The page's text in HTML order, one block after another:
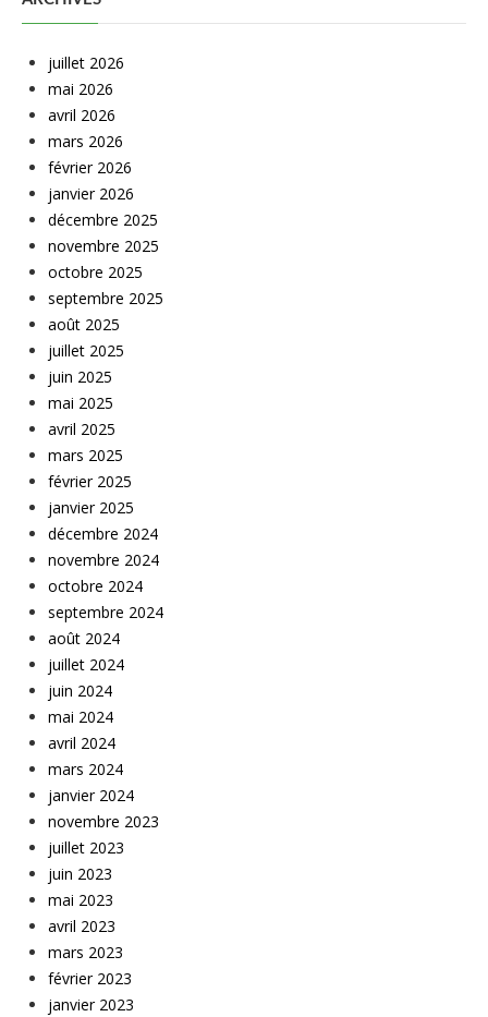
juillet 2026
mai 2026
avril 2026
mars 2026
février 2026
janvier 2026
décembre 2025
novembre 2025
octobre 2025
septembre 2025
août 2025
juillet 2025
juin 2025
mai 2025
avril 2025
mars 2025
février 2025
janvier 2025
décembre 2024
novembre 2024
octobre 2024
septembre 2024
août 2024
juillet 2024
juin 2024
mai 2024
avril 2024
mars 2024
janvier 2024
novembre 2023
juillet 2023
juin 2023
mai 2023
avril 2023
mars 2023
février 2023
janvier 2023